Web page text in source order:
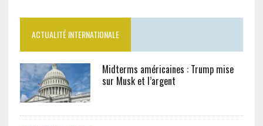
ACTUALITÉ INTERNATIONALE
Midterms américaines : Trump mise
sur Musk et l’argent